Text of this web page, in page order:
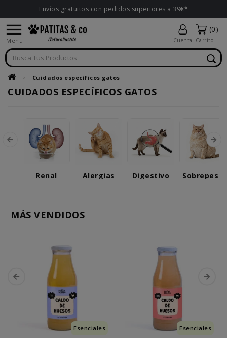
Envíos gratuitos con pedidos superiores a 39€*

Menu Cuenta
(0)
Carrito
Cuidados específicos gatos
CUIDADOS ESPECÍFICOS GATOS
Renal Alergias Digestivo Sobrepeso
MÁS VENDIDOS
Esenciales Esenciales